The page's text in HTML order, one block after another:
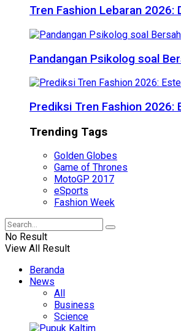
Tren Fashion Lebaran 2026:
Pandangan Psikolog soal
Prediksi Tren Fashion 2026:
Trending Tags
Golden Globes
Game of Thrones
MotoGP 2017
eSports
Fashion Week
No Result
View All Result
Beranda
News
All
Business
Science